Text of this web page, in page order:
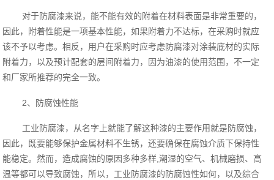
对于防腐漆来说，能不能有效的附着在材料表面是非常重要的，
因此，附着性能是一项基本性能，如果附着力不达标，在采购时就应
该不予以考虑。相反，用户在采购时应考虑防腐漆对涂装底材的实际
附着力，以及预计配套的层间附着力，因为油漆的使用范围，不一定
和厂家所推荐的完全一致。
2、防腐蚀性能
工业防腐漆，从名字上就能了解这种漆的主要作用就是防腐蚀，
因此，既要能够保护金属材料不生锈，还要确保在腐蚀介质下保持性
能稳定。然而，造成腐蚀的原因多种多样,潮湿的空气、机械磨损、高
温等都可以导致腐蚀，所以，工业防腐漆的防腐蚀性如何，以及综合